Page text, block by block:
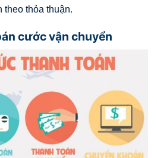
theo thỏa thuận.
cước vận chuyển